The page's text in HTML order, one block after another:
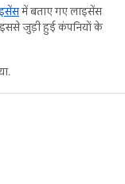
में बताए गए लाइसेंस
जुड़ी हुई कंपनियों के